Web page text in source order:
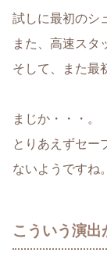
試しに最初のシ
また、高速スタ
そして、また最
まじか・・・。
とりあえずセー
ないようですね。
こういう演出